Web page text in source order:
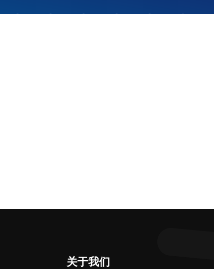
关于我们